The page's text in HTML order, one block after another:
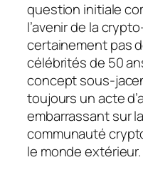
question initiale
l’avenir de la
certainement pas
célébrités de 50
concept sous-
toujours un acte
embarrassant sur
communauté
le monde extérieur.